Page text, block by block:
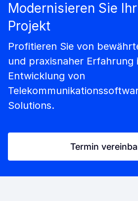
Modernisieren Sie
Projekt
Profitieren Sie von
und praxisnaher Erfahrung
Entwicklung von
Solutions.
Termin